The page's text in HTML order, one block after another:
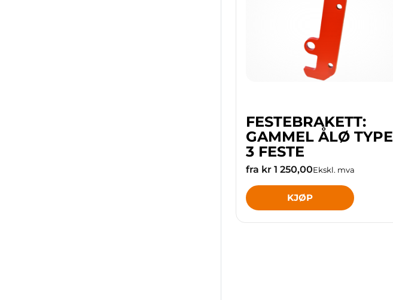
FESTEBRAKETT:
GAMMEL ÅLØ TYPE
3 FESTE
fra kr 1 250,00Ekskl. mva
KJØP